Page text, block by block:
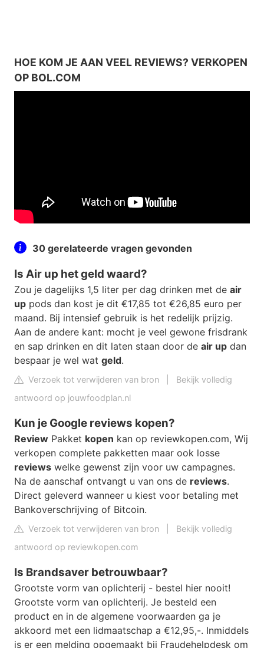
HOE KOM JE AAN VEEL REVIEWS? VERKOPEN
OP BOL.COM
30 gerelateerde vragen gevonden
Is Air up het geld waard?
Zou je dagelijks 1,5 liter per dag drinken met de air
up pods dan kost je dit €17,85 tot €26,85 euro per
maand. Bij intensief gebruik is het redelijk prijzig.
Aan de andere kant: mocht je veel gewone frisdrank
en sap drinken en dit laten staan door de air up dan
bespaar je wel wat geld.
Verzoek tot verwijderen van bron
Bekijk volledig
antwoord op jouwfoodplan.nl
Kun je Google reviews kopen?
Review Pakket kopen kan op reviewkopen.com, Wij
verkopen complete pakketten maar ook losse
reviews welke gewenst zijn voor uw campagnes.
Na de aanschaf ontvangt u van ons de reviews.
Direct geleverd wanneer u kiest voor betaling met
Bankoverschrijving of Bitcoin.
Verzoek tot verwijderen van bron
Bekijk volledig
antwoord op reviewkopen.com
Is Brandsaver betrouwbaar?
Grootste vorm van oplichterij - bestel hier nooit!
Grootste vorm van oplichterij. Je besteld een
product en in de algemene voorwaarden ga je
akkoord met een lidmaatschap a €12,95,-. Inmiddels
is er een melding opgemaakt bij Fraudehelpdesk om